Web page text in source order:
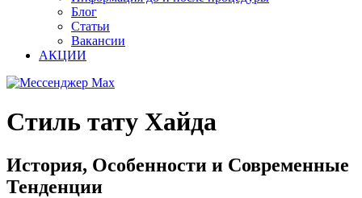
Блог
Статьи
Вакансии
АКЦИИ
Стиль тату Хайда
История, Особенности и Современные
Тенденции